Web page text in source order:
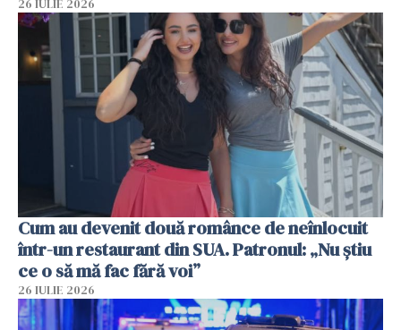
26 IULIE 2026
Cum au devenit două românce de neînlocuit
într-un restaurant din SUA. Patronul: „Nu știu
ce o să mă fac fără voi”
26 IULIE 2026